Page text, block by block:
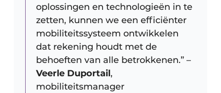
oplossingen en technologieën in te
zetten, kunnen we een efficiënter
mobiliteitssysteem ontwikkelen
dat rekening houdt met de
behoeften van alle betrokkenen.” –
Veerle Duportail,
mobiliteitsmanager